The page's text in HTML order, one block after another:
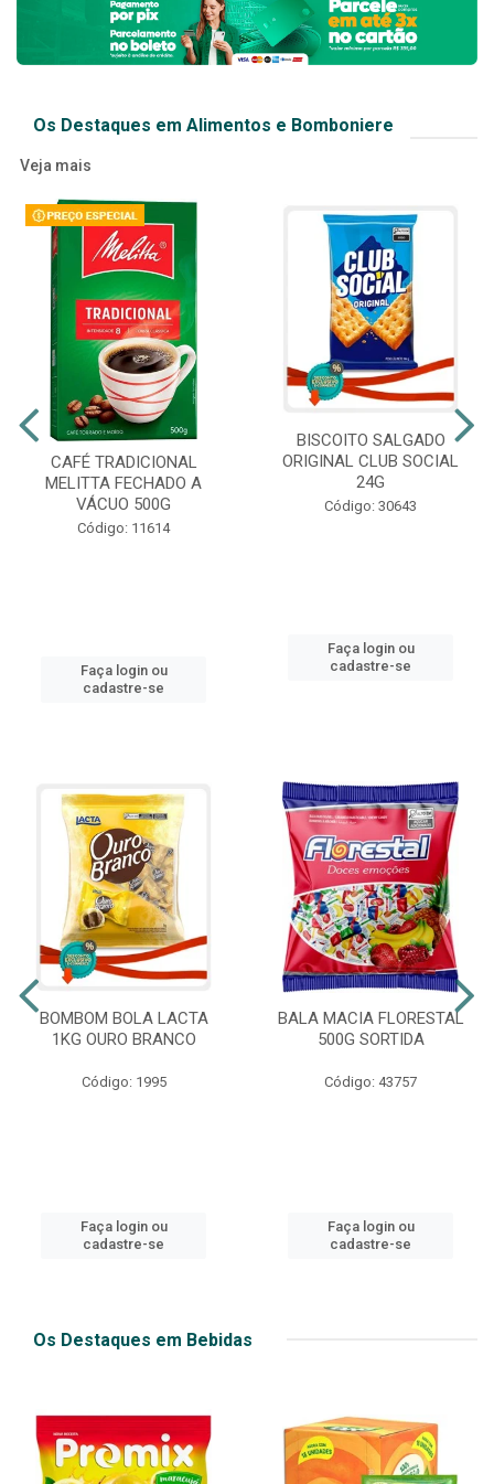
Os Destaques em Alimentos e Bomboniere
Veja mais
CAFÉ TRADICIONAL
MELITTA FECHADO A
VÁCUO 500G
Código: 11614
Faça login ou
cadastre-se
BISCOITO SALGADO
ORIGINAL CLUB SOCIAL
24G
Código: 30643
Faça login ou
cadastre-se
BOMBOM BOLA LACTA
1KG OURO BRANCO
Código: 1995
Faça login ou
cadastre-se
BALA MACIA FLORESTAL
500G SORTIDA
Código: 43757
Faça login ou
cadastre-se
Os Destaques em Bebidas